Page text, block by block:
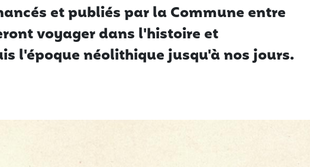
et publiés par la Commune entre
voyager dans l'histoire et
l'époque néolithique jusqu'à nos jours.